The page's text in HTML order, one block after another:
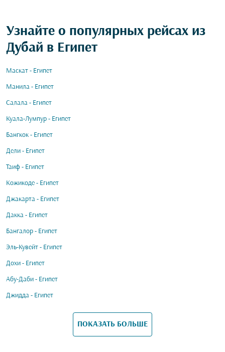
Узнайте о популярных рейсах из
Дубай в Египет
Маскат - Египет
Манила - Египет
Салала - Египет
Куала-Лумпур - Египет
Бангкок - Египет
Дели - Египет
Таиф - Египет
Кожикоде - Египет
Джакарта - Египет
Дакка - Египет
Бангалор - Египет
Эль-Кувейт - Египет
Дохи - Египет
Абу-Даби - Египет
Джидда - Египет
ПОКАЗАТЬ БОЛЬШЕ